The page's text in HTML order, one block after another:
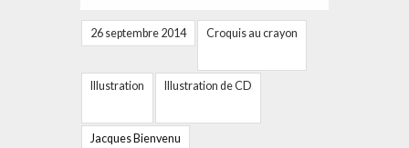
26 septembre 2014 Croquis au crayon
Illustration Illustration de CD
Jacques Bienvenu